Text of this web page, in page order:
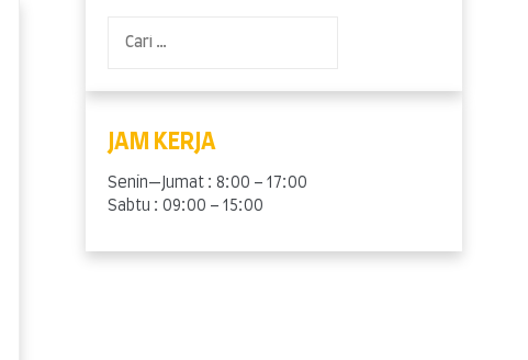
untuk:
JAM KERJA
Senin—Jumat : 8:00 – 17:00
Sabtu : 09:00 – 15:00